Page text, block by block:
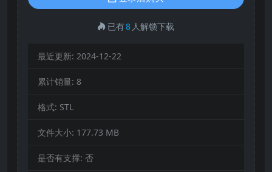
已有8 人解锁下载
最近更新: 2024-12-22
累计销量: 8
格式: STL
文件大小: 177.73 MB
是否有支撑: 否